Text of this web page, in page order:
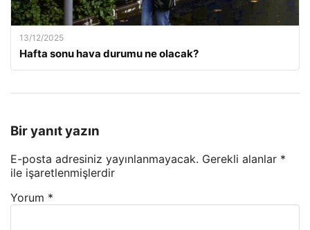
13/12/2025
Hafta sonu hava durumu ne olacak?
Bir yanıt yazın
E-posta adresiniz yayınlanmayacak. Gerekli alanlar *
ile işaretlenmişlerdir
Yorum *